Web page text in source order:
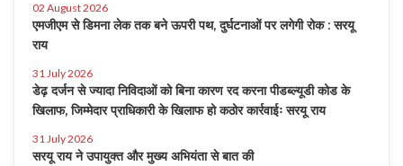
02 August 2026
एमजीएम से डिमना लेक तक बने ऊपरी पथ, दुर्घटनाओं पर लगेगी रोक : सरयू
राय
31 July 2026
डेढ़ दर्जन से ज्यादा निविदाओं को बिना कारण रद करना पीडब्ल्यूडी कोड के
खिलाफ, जिम्मेदार प्राधिकारी के खिलाफ हो कठोर कार्रवाईः सरयू राय
31 July 2026
सरयू राय ने उपायुक्त और मुख्य अभियंता से बात की